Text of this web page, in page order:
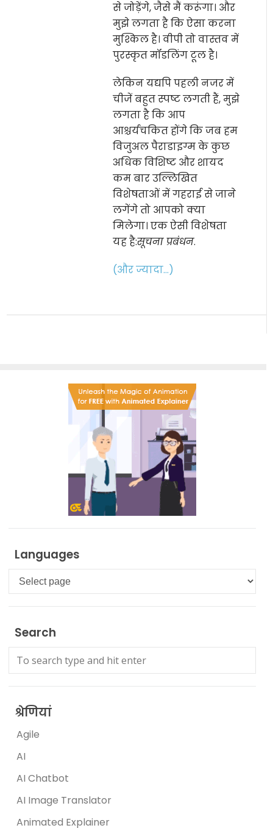
से जोड़ेंगे, जैसे मैं करूंगा। और
मुझे लगता है कि ऐसा करना
मुश्किल है। वीपी तो वास्तव में
पुरस्कृत मॉडलिंग टूल है।
लेकिन यद्यपि पहली नजर में
चीजें बहुत स्पष्ट लगती हैं, मुझे
लगता है कि आप
आश्चर्यचकित होंगे कि जब हम
विजुअल पैराडाइग्म के कुछ
अधिक विशिष्ट और शायद
कम बार उल्लिखित
विशेषताओं में गहराई से जाने
लगेंगे तो आपको क्या
मिलेगा। एक ऐसी विशेषता
यह है:सूचना प्रबंधन.
(और ज्यादा…)
Languages
Languages
Search
श्रेणियां
Agile
AI
AI Chatbot
AI Image Translator
Animated Explainer